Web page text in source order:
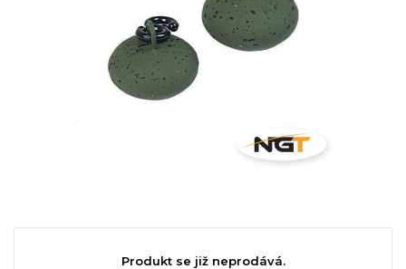
Produkt se již neprodává.